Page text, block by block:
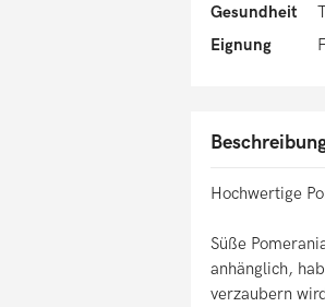
Gesundheit
Eignung
Hochwertige
Süße
anhänglich,
verzaubern